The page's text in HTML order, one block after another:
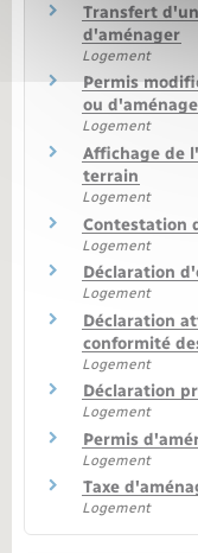
Transfert
d'aménager
Logement
Permis
ou
Logement
Affichage de
terrain
Logement
Contestation
Logement
Déclaration
Logement
Déclaration
conformité
Logement
Déclaration
Logement
Permis
Logement
Taxe
Logement